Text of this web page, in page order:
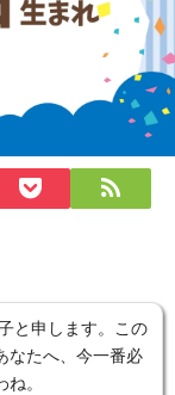
と申します。この
なたへ、今一番必
。